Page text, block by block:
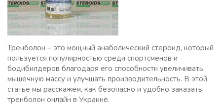
Тренболон – это мощный анаболический стероид, который
пользуется популярностью среди спортсменов и
бодибилдеров благодаря его способности увеличивать
мышечную массу и улучшать производительность. В этой
статье мы расскажем, как безопасно и удобно заказать
тренболон онлайн в Украине.